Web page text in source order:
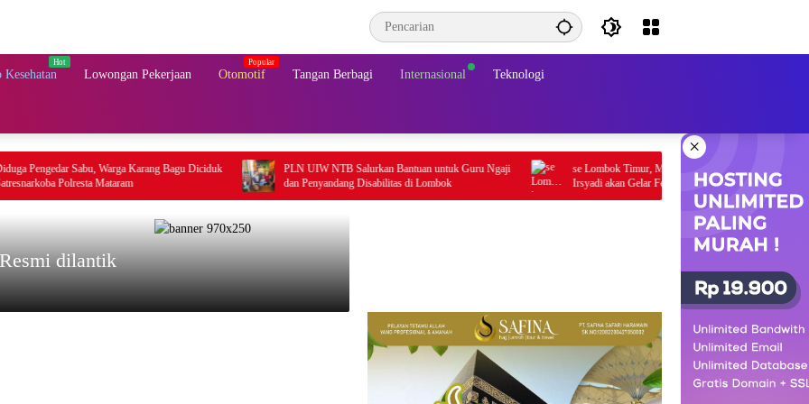
Kesehatan Lowongan Pekerjaan Otomotif Tangan Berbagi Internasional Teknologi
×
Sabu, Warga Karang Bagu Diciduk
Polresta Mataram
PLN UIW NTB Salurkan Bantuan untuk Guru Ngaji
dan Penyandang Disabilitas di Lombok
se Lombok Timur, Majlis Ta’lim Darunnajah Al
Irsyadi akan Gelar Festival Hadrah Al-Habsyi
dilantik